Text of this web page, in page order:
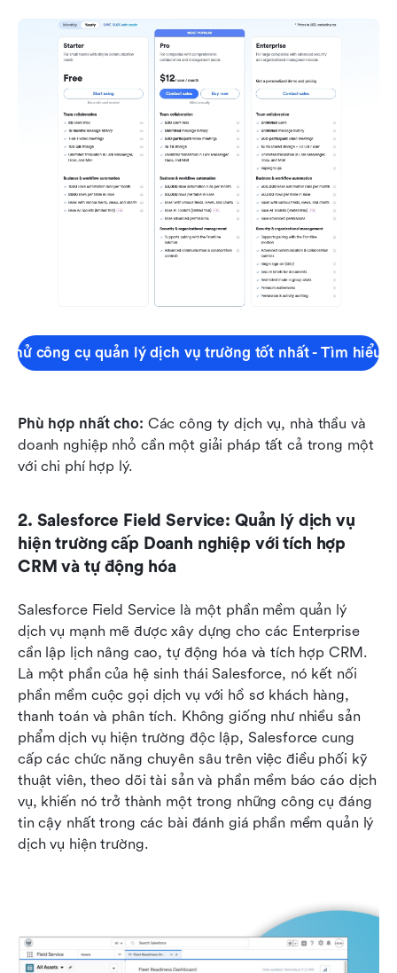
thử công cụ quản lý dịch vụ trường tốt nhất - Tìm hiểu
Phù hợp nhất cho: Các công ty dịch vụ, nhà thầu và
doanh nghiệp nhỏ cần một giải pháp tất cả trong một
với chi phí hợp lý.
2. Salesforce Field Service: Quản lý dịch vụ
hiện trường cấp Doanh nghiệp với tích hợp
CRM và tự động hóa
Salesforce Field Service là một phần mềm quản lý
dịch vụ mạnh mẽ được xây dựng cho các Enterprise
cần lập lịch nâng cao, tự động hóa và tích hợp CRM.
Là một phần của hệ sinh thái Salesforce, nó kết nối
phần mềm cuộc gọi dịch vụ với hồ sơ khách hàng,
thanh toán và phân tích. Không giống như nhiều sản
phẩm dịch vụ hiện trường độc lập, Salesforce cung
cấp các chức năng chuyên sâu trên việc điều phối kỹ
thuật viên, theo dõi tài sản và phần mềm báo cáo dịch
vụ, khiến nó trở thành một trong những công cụ đáng
tin cậy nhất trong các bài đánh giá phần mềm quản lý
dịch vụ hiện trường.